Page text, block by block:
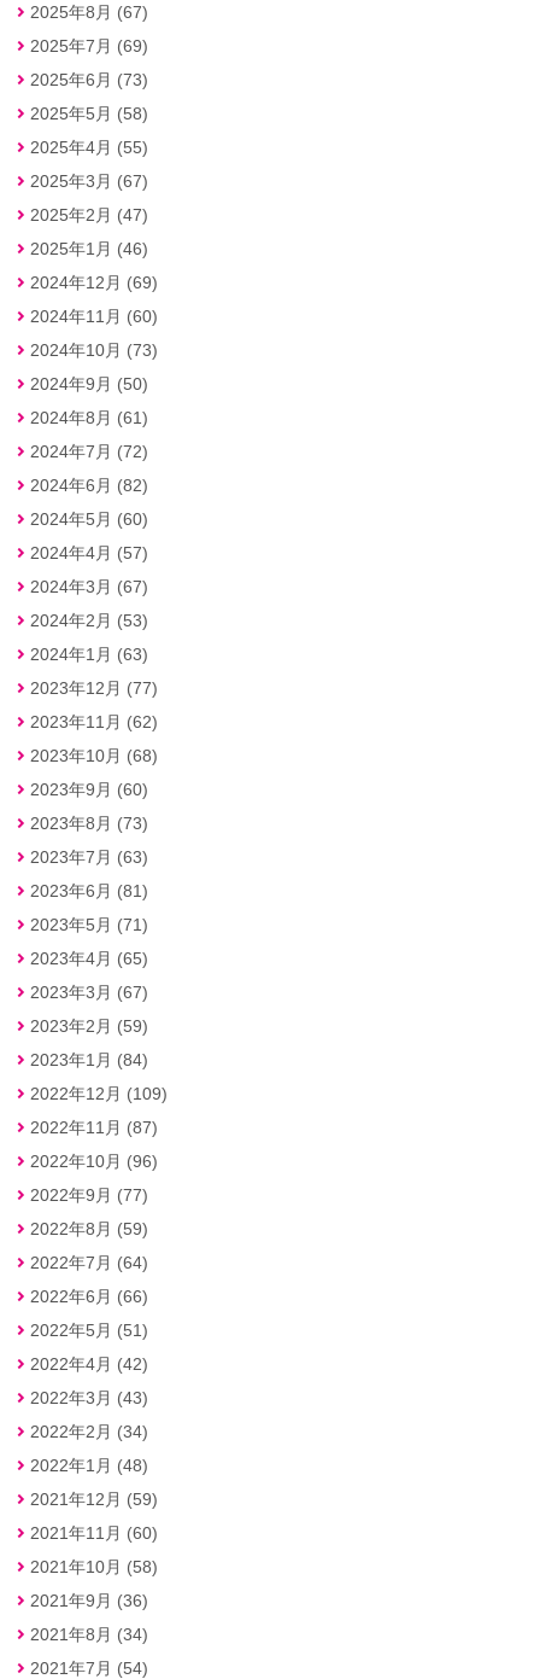
2025年8月 (67)
2025年7月 (69)
2025年6月 (73)
2025年5月 (58)
2025年4月 (55)
2025年3月 (67)
2025年2月 (47)
2025年1月 (46)
2024年12月 (69)
2024年11月 (60)
2024年10月 (73)
2024年9月 (50)
2024年8月 (61)
2024年7月 (72)
2024年6月 (82)
2024年5月 (60)
2024年4月 (57)
2024年3月 (67)
2024年2月 (53)
2024年1月 (63)
2023年12月 (77)
2023年11月 (62)
2023年10月 (68)
2023年9月 (60)
2023年8月 (73)
2023年7月 (63)
2023年6月 (81)
2023年5月 (71)
2023年4月 (65)
2023年3月 (67)
2023年2月 (59)
2023年1月 (84)
2022年12月 (109)
2022年11月 (87)
2022年10月 (96)
2022年9月 (77)
2022年8月 (59)
2022年7月 (64)
2022年6月 (66)
2022年5月 (51)
2022年4月 (42)
2022年3月 (43)
2022年2月 (34)
2022年1月 (48)
2021年12月 (59)
2021年11月 (60)
2021年10月 (58)
2021年9月 (36)
2021年8月 (34)
2021年7月 (54)